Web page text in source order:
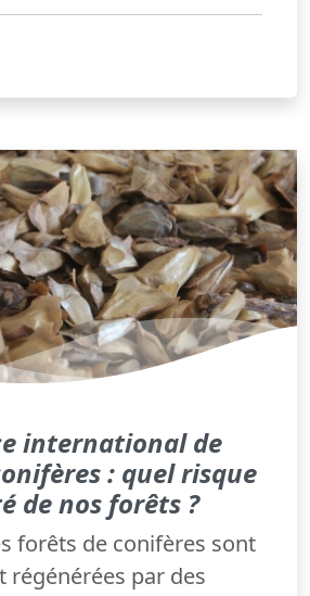
international de
: quel risque
de nos forêts ?
forêts de conifères sont
régénérées par des